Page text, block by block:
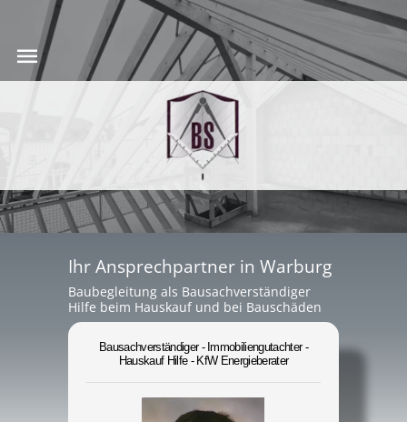
Ihr Ansprechpartner in Warburg
Baubegleitung als Bausachverständiger
Hilfe beim Hauskauf und bei Bauschäden
Bausachverständiger - Immobiliengutachter -
Hauskauf Hilfe - KfW Energieberater